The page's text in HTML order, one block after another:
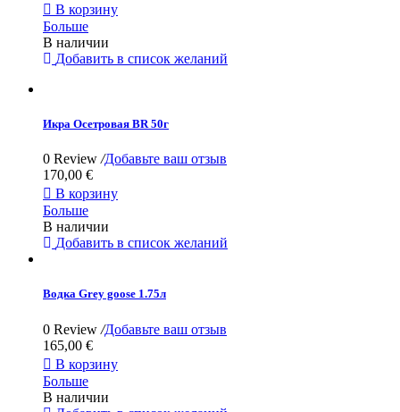
 В корзину
Больше
В наличии
Добавить в список желаний
Икра Осетровая BR 50г
0 Review /Добавьте ваш отзыв
170,00 €
 В корзину
Больше
В наличии
Добавить в список желаний
Водка Grey goose 1.75л
0 Review /Добавьте ваш отзыв
165,00 €
 В корзину
Больше
В наличии